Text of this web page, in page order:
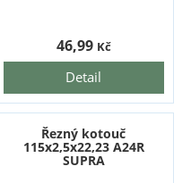
Detail
46,99 Kč
Řezný kotouč
115x2,5x22,23 A24R
SUPRA